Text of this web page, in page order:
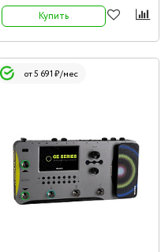
Купить
от 5 691 ₽/мес